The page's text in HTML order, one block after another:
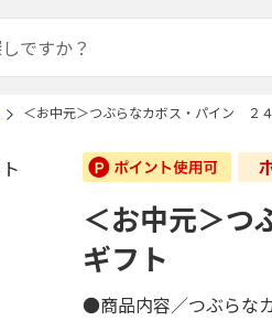
＜お中元＞つぶらなカボス・パイン ２
＜お中元＞
ギフト
●商品内容／つぶら